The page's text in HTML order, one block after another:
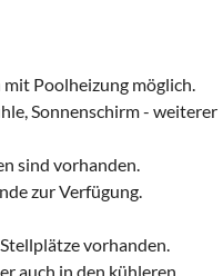
Poolheizung möglich.
Sonnenschirm - weiterer
sind vorhanden.
zur Verfügung.
vorhanden.
auch in den kühleren